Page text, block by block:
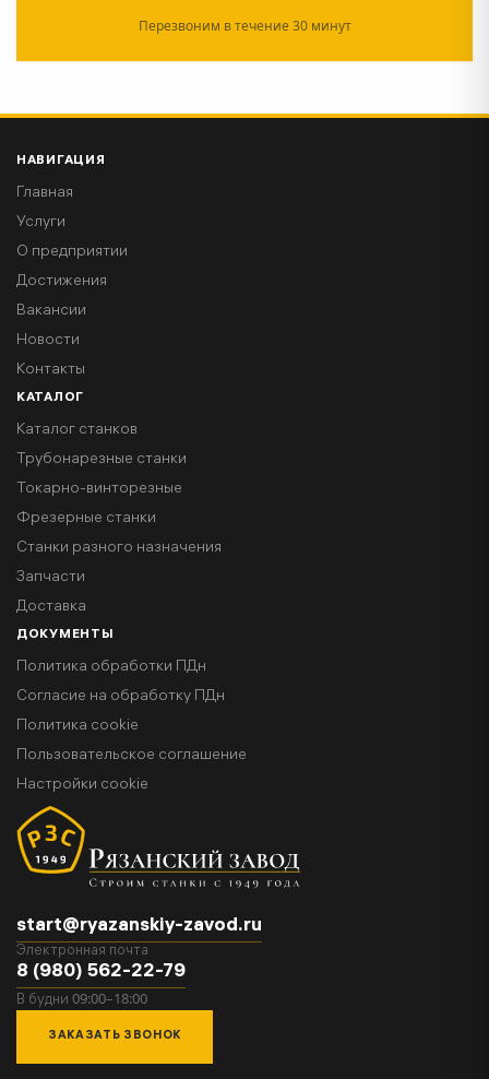
Перезвоним в течение 30 минут
start@ryazanskiy-zavod.ru
Электронная почта
8 (980) 562-22-79
В будни 09:00–18:00
ЗАКАЗАТЬ ЗВОНОК
НАВИГАЦИЯ
Главная
Услуги
О предприятии
Достижения
Вакансии
Новости
Контакты
КАТАЛОГ
Каталог станков
Трубонарезные станки
Токарно-винторезные
Фрезерные станки
Станки разного назначения
Запчасти
Доставка
ДОКУМЕНТЫ
Политика обработки ПДн
Согласие на обработку ПДн
Политика cookie
Пользовательское соглашение
Настройки cookie